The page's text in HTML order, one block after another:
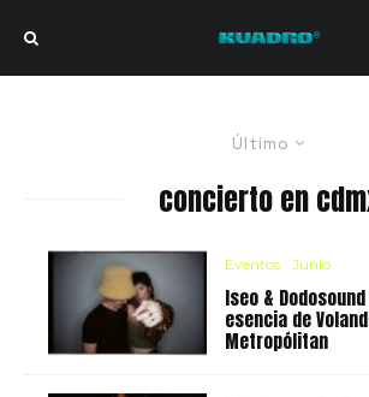
Último
concierto en
Eventos Junio
Iseo &
esencia de
Metropólitan